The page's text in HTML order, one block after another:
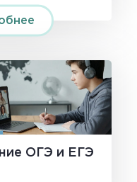
OГЭ и ЕГЭ